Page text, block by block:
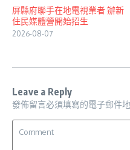
屏縣府聯手在地電視業者 辦新
住民媒體營開始招生
2026-08-07
Leave a Reply
發佈留言必須填寫的電子郵件